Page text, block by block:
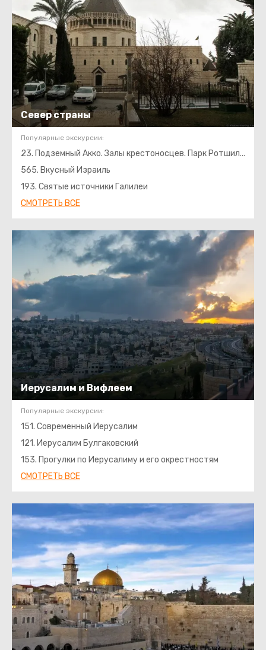
Север страны
Популярные экскурсии:
23. Подземный Акко. Залы крестоносцев. Парк Ротшильда
565. Вкусный Израиль
193. Святые источники Галилеи
СМОТРЕТЬ ВСЕ
Иерусалим и Вифлеем
Популярные экскурсии:
151. Современный Иерусалим
121. Иерусалим Булгаковский
153. Прогулки по Иерусалиму и его окрестностям
СМОТРЕТЬ ВСЕ